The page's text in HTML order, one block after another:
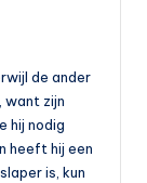
de ander
want zijn
hij nodig
heeft hij een
is, kun